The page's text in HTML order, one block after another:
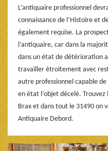
L’antiquaire professionnel
connaissance de l’Histoire et
également requise. La
l’antiquaire, car dans la
dans un état de détérioration
travailler étroitement avec
autre professionnel capable
en état l’objet décelé.
Brax et dans tout le 31490 on
Antiquaire Debord.